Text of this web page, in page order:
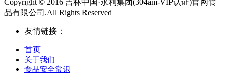
品有限公司.All Rights Reserved
友情链接：
首页
关于我们
食品安全常识